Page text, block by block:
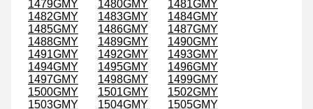
1479GMY
1480GMY
1481GMY
1482GMY
1483GMY
1484GMY
1485GMY
1486GMY
1487GMY
1488GMY
1489GMY
1490GMY
1491GMY
1492GMY
1493GMY
1494GMY
1495GMY
1496GMY
1497GMY
1498GMY
1499GMY
1500GMY
1501GMY
1502GMY
1503GMY
1504GMY
1505GMY